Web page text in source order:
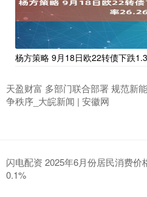
杨方策略 9月18日欧22转债下跌
天盈财富 多部门联合部署 规范新
争秩序_大皖新闻 | 安徽网
闪电配资 2025年6月份居民消费价
0.1%